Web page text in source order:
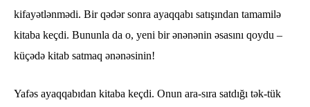
kifayətlənmədi. Bir qədər sonra ayaqqabı satışından tamamilə
kitaba keçdi. Bununla da o, yeni bir ənənənin əsasını qoydu –
küçədə kitab satmaq ənənəsinin!
Yafəs ayaqqabıdan kitaba keçdi. Onun ara-sıra satdığı tək-tük